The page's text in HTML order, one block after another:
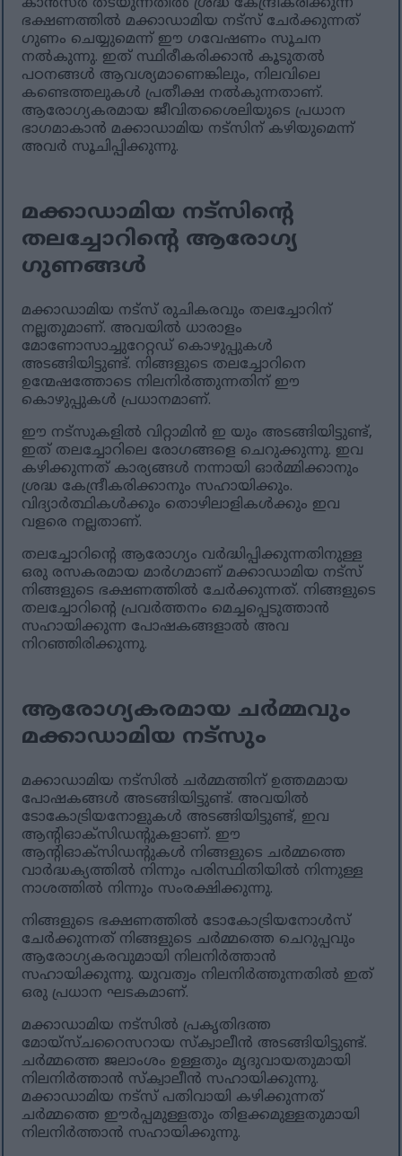
കാൻസർ തടയുന്നതിൽ ശ്രദ്ധ കേന്ദ്രീകരിക്കുന്ന
ഭക്ഷണത്തിൽ മക്കാഡാമിയ നട്‌സ് ചേർക്കുന്നത്
ഗുണം ചെയ്യുമെന്ന് ഈ ഗവേഷണം സൂചന
നൽകുന്നു. ഇത് സ്ഥിരീകരിക്കാൻ കൂടുതൽ
പഠനങ്ങൾ ആവശ്യമാണെങ്കിലും, നിലവിലെ
കണ്ടെത്തലുകൾ പ്രതീക്ഷ നൽകുന്നതാണ്.
ആരോഗ്യകരമായ ജീവിതശൈലിയുടെ പ്രധാന
ഭാഗമാകാൻ മക്കാഡാമിയ നട്‌സിന് കഴിയുമെന്ന്
അവർ സൂചിപ്പിക്കുന്നു.
മക്കാഡാമിയ നട്സിന്റെ
തലച്ചോറിന്റെ ആരോഗ്യ
ഗുണങ്ങൾ
മക്കാഡാമിയ നട്സ് രുചികരവും തലച്ചോറിന്
നല്ലതുമാണ്. അവയിൽ ധാരാളം
മോണോസാച്ചുറേറ്റഡ് കൊഴുപ്പുകൾ
അടങ്ങിയിട്ടുണ്ട്. നിങ്ങളുടെ തലച്ചോറിനെ
ഉന്മേഷത്തോടെ നിലനിർത്തുന്നതിന് ഈ
കൊഴുപ്പുകൾ പ്രധാനമാണ്.
ഈ നട്സുകളിൽ വിറ്റാമിൻ ഇ യും അടങ്ങിയിട്ടുണ്ട്,
ഇത് തലച്ചോറിലെ രോഗങ്ങളെ ചെറുക്കുന്നു. ഇവ
കഴിക്കുന്നത് കാര്യങ്ങൾ നന്നായി ഓർമ്മിക്കാനും
ശ്രദ്ധ കേന്ദ്രീകരിക്കാനും സഹായിക്കും.
വിദ്യാർത്ഥികൾക്കും തൊഴിലാളികൾക്കും ഇവ
വളരെ നല്ലതാണ്.
തലച്ചോറിന്റെ ആരോഗ്യം വർദ്ധിപ്പിക്കുന്നതിനുള്ള
ഒരു രസകരമായ മാർഗമാണ് മക്കാഡാമിയ നട്‌സ്
നിങ്ങളുടെ ഭക്ഷണത്തിൽ ചേർക്കുന്നത്. നിങ്ങളുടെ
തലച്ചോറിന്റെ പ്രവർത്തനം മെച്ചപ്പെടുത്താൻ
സഹായിക്കുന്ന പോഷകങ്ങളാൽ അവ
നിറഞ്ഞിരിക്കുന്നു.
ആരോഗ്യകരമായ ചർമ്മവും
മക്കാഡാമിയ നട്സും
മക്കാഡാമിയ നട്‌സിൽ ചർമ്മത്തിന് ഉത്തമമായ
പോഷകങ്ങൾ അടങ്ങിയിട്ടുണ്ട്. അവയിൽ
ടോകോട്രിയനോളുകൾ അടങ്ങിയിട്ടുണ്ട്, ഇവ
ആന്റിഓക്‌സിഡന്റുകളാണ്. ഈ
ആന്റിഓക്‌സിഡന്റുകൾ നിങ്ങളുടെ ചർമ്മത്തെ
വാർദ്ധക്യത്തിൽ നിന്നും പരിസ്ഥിതിയിൽ നിന്നുള്ള
നാശത്തിൽ നിന്നും സംരക്ഷിക്കുന്നു.
നിങ്ങളുടെ ഭക്ഷണത്തിൽ ടോകോട്രിയനോൾസ്
ചേർക്കുന്നത് നിങ്ങളുടെ ചർമ്മത്തെ ചെറുപ്പവും
ആരോഗ്യകരവുമായി നിലനിർത്താൻ
സഹായിക്കുന്നു. യുവത്വം നിലനിർത്തുന്നതിൽ ഇത്
ഒരു പ്രധാന ഘടകമാണ്.
മക്കാഡാമിയ നട്‌സിൽ പ്രകൃതിദത്ത
മോയ്‌സ്ചറൈസറായ സ്ക്വാലീൻ അടങ്ങിയിട്ടുണ്ട്.
ചർമ്മത്തെ ജലാംശം ഉള്ളതും മൃദുവായതുമായി
നിലനിർത്താൻ സ്ക്വാലീൻ സഹായിക്കുന്നു.
മക്കാഡാമിയ നട്‌സ് പതിവായി കഴിക്കുന്നത്
ചർമ്മത്തെ ഈർപ്പമുള്ളതും തിളക്കമുള്ളതുമായി
നിലനിർത്താൻ സഹായിക്കുന്നു.